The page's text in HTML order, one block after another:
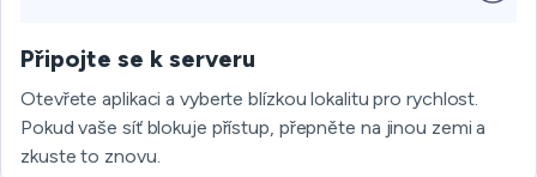
Připojte se k serveru
Otevřete aplikaci a vyberte blízkou lokalitu pro rychlost.
Pokud vaše síť blokuje přístup, přepněte na jinou zemi a
zkuste to znovu.